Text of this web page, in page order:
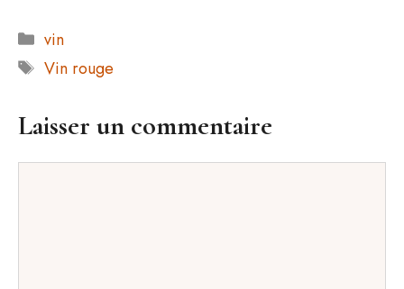
Catégories
vin
Étiquettes
Vin rouge
Laisser un commentaire